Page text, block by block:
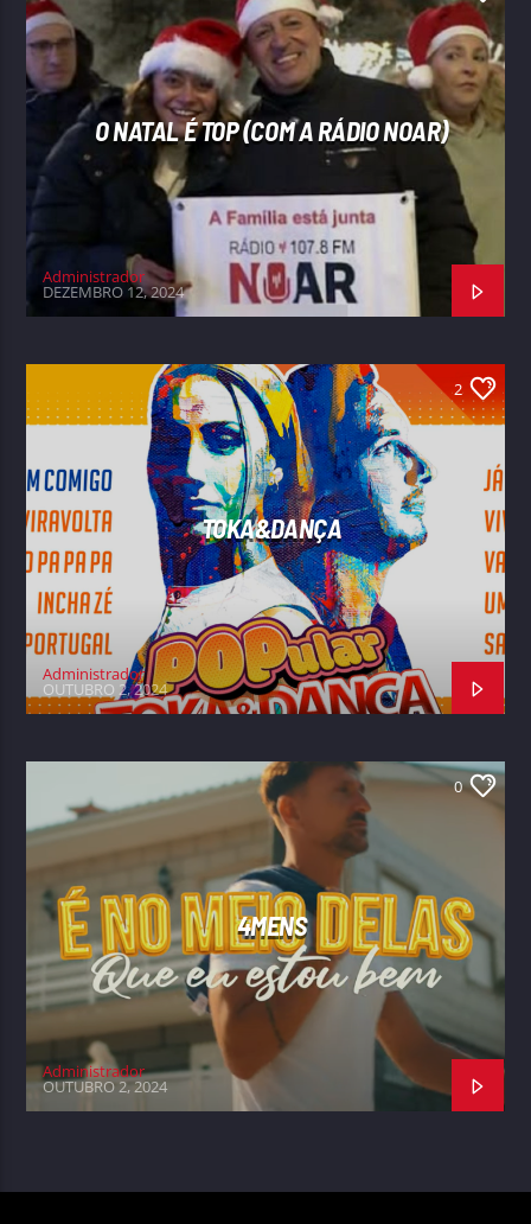
O NATAL É TOP (COM A RÁDIO NOAR)
Administrador
DEZEMBRO 12, 2024
2
TOKA&DANÇA
Administrador
OUTUBRO 2, 2024
0
4MENS
Administrador
OUTUBRO 2, 2024